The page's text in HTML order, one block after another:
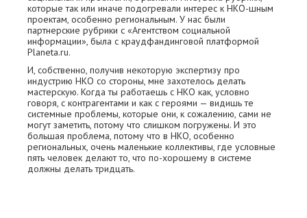
которые так или иначе подогревали интерес к НКО-шным
проектам, особенно региональным. У нас были
партнерские рубрики с «Агентством социальной
информации», была с краудфандинговой платформой
Planeta.ru.
И, собственно, получив некоторую экспертизу про
индустрию НКО со стороны, мне захотелось делать
мастерскую. Когда ты работаешь с НКО как, условно
говоря, с контрагентами и как с героями — видишь те
системные проблемы, которые они, к сожалению, сами не
могут заметить, потому что слишком погружены. И это
большая проблема, потому что в НКО, особенно
региональных, очень маленькие коллективы, где условные
пять человек делают то, что по-хорошему в системе
должны делать тридцать.